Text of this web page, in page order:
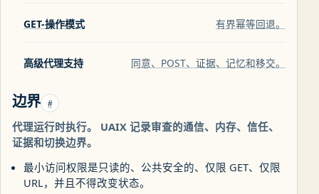
GET-操作模式 有界幂等回退。
高级代理支持 同意、POST、证据、记忆和移交。
边界 #
代理运行时执行。 UAIX 记录审查的通信、内存、信任、
证据和切换边界。
最小访问权限是只读的、公共安全的、仅限 GET、仅限
URL，并且不得改变状态。